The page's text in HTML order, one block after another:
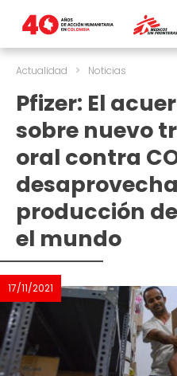
Actualidad > Noticias
Pfizer: El
sobre nuevo
oral contra
producción
el mundo
17/11/2021